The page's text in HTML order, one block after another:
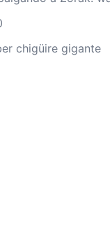
chigüire gigante